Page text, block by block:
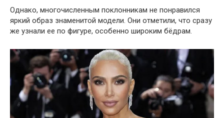
Однако, многочисленным поклонникам не понравился
яркий образ знаменитой модели. Они отметили, что сразу
же узнали ее по фигуре, особенно широким бёдрам.